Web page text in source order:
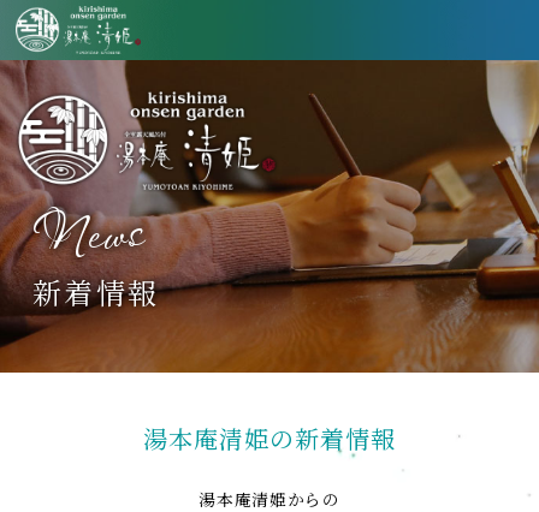
News
新着情報
湯本庵清姫の新着情報
湯本庵清姫からの